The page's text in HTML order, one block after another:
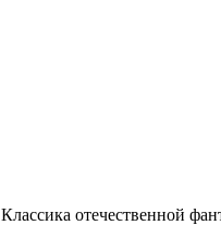
Классика отечественной